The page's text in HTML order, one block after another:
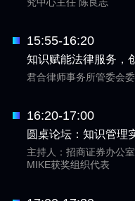
15:55-16:20
知识赋能法律服务，
君合律师事务所管委会
16:20-17:00
圆桌论坛：知识管理
主持人：招商证券办公
MIKE获奖组织代表